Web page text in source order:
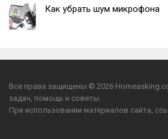
Как убрать шум микрофона
Все права защищены © 2026
задач, помощь и советы.
При использовании материалов сайта,